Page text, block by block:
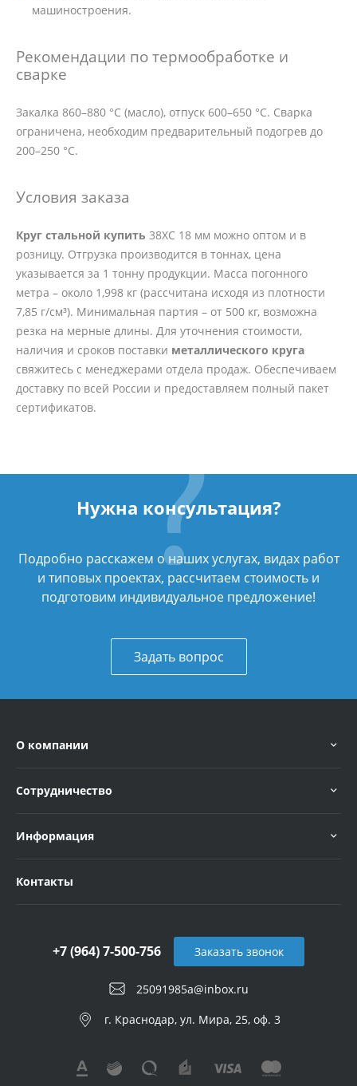
машиностроения.
Рекомендации по термообработке и
сварке
Закалка 860–880 °C (масло), отпуск 600–650 °C. Сварка
ограничена, необходим предварительный подогрев до
200–250 °C.
Условия заказа
Круг стальной купить 38ХС 18 мм можно оптом и в
розницу. Отгрузка производится в тоннах, цена
указывается за 1 тонну продукции. Масса погонного
метра – около 1,998 кг (рассчитана исходя из плотности
7,85 г/см³). Минимальная партия – от 500 кг, возможна
резка на мерные длины. Для уточнения стоимости,
наличия и сроков поставки металлического круга
свяжитесь с менеджерами отдела продаж. Обеспечиваем
доставку по всей России и предоставляем полный пакет
сертификатов.
Нужна консультация?
Подробно расскажем о наших услугах, видах работ
и типовых проектах, рассчитаем стоимость и
подготовим индивидуальное предложение!
Задать вопрос
О компании
Сотрудничество
Информация
Контакты
25091985a@inbox.ru
+7 (964) 7-500-756
г. Краснодар, ул. Мира, 25, оф. 3
Заказать звонок